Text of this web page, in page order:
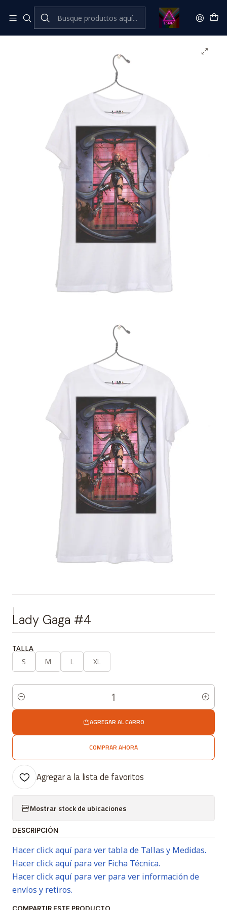
Inicio Catálogo Classic Música Classic Lady Gaga #4
|
Lady Gaga #4
TALLA
S M L XL
Cantidad
AGREGAR AL CARRO
COMPRAR AHORA
Agregar a la lista de favoritos
Mostrar stock de ubicaciones
DESCRIPCIÓN
Hacer click aquí para ver tabla de Tallas y Medidas.
Hacer click aquí para ver Ficha Técnica.
Hacer click aquí para ver para ver información de
envíos y retiros.